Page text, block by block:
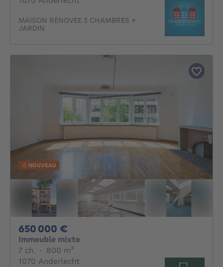
MAISON RENOVEE 3 CHAMBRES +
JARDIN
NOUVEAU
650 000 €
Immeuble mixte
7 ch. 7 chambres
· 800 m²
1070 Anderlecht